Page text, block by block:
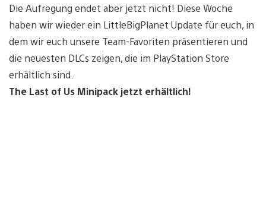
Die Aufregung endet aber jetzt nicht! Diese Woche
haben wir wieder ein LittleBigPlanet Update für euch, in
dem wir euch unsere Team-Favoriten präsentieren und
die neuesten DLCs zeigen, die im PlayStation Store
erhältlich sind.
The Last of Us Minipack jetzt erhältlich!